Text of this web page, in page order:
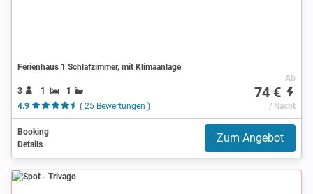
Ferienhaus 1 Schlafzimmer, mit Klimaanlage
3 1
1
4.9
( 25 Bewertungen )
Ab
74 €
/ Nacht
Booking
Details
Zum Angebot
Spot